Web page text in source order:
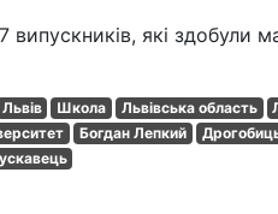
які здобули
Львів Школа Львівська область
Богдан Лепкий